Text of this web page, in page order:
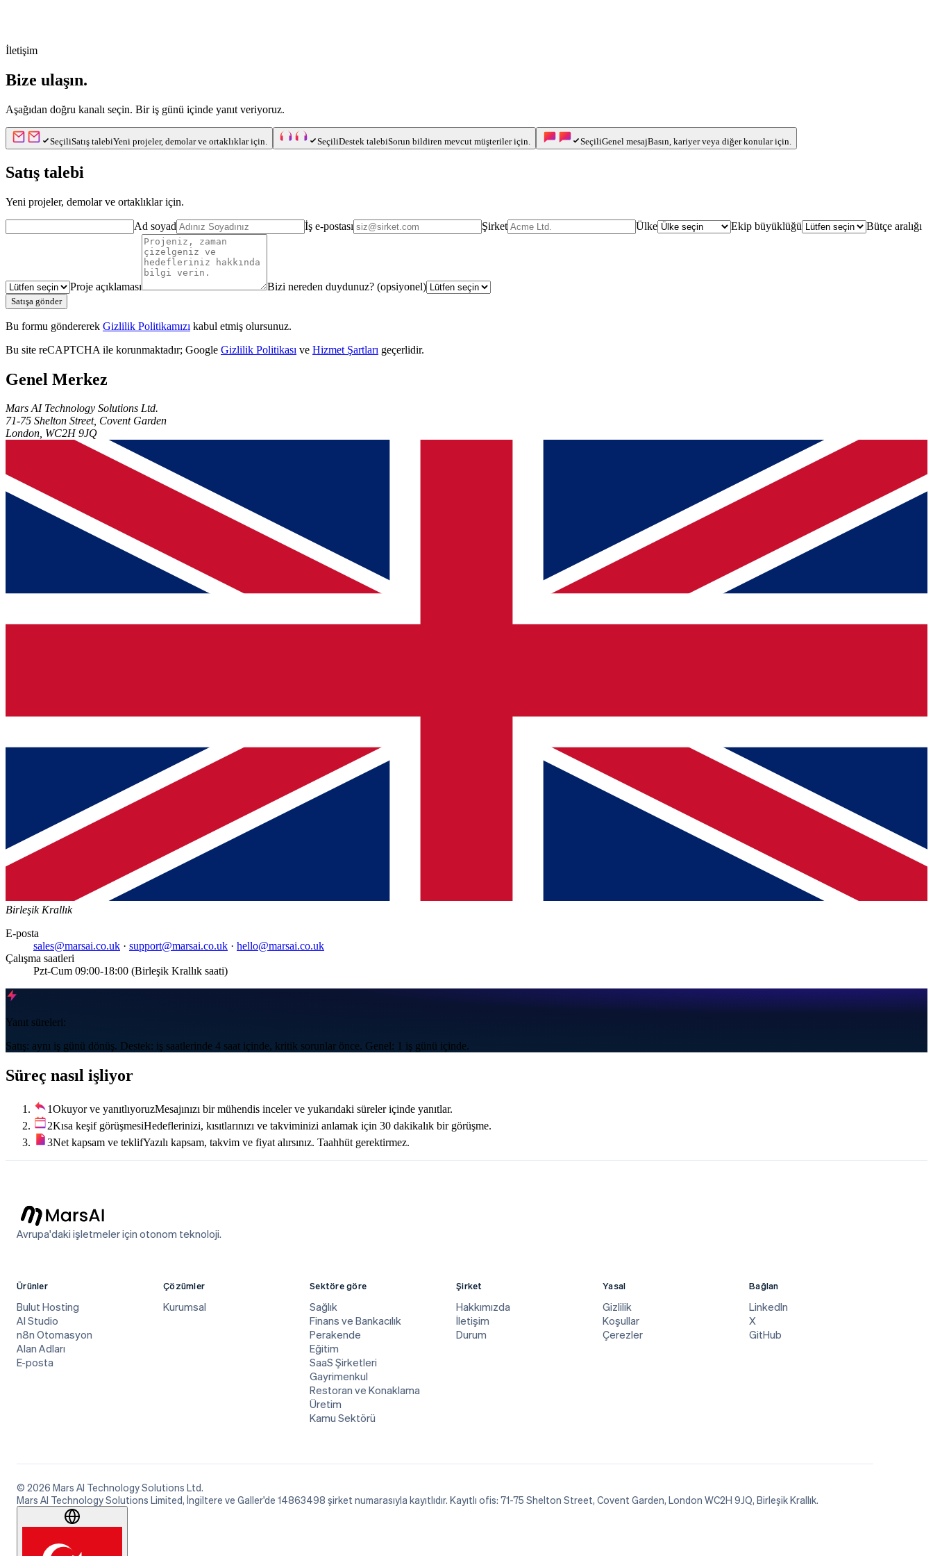
İletişim
Bize ulaşın.
Aşağıdan doğru kanalı seçin. Bir iş günü içinde yanıt veriyoruz.
Bir kanal seçin
SeçiliSatış talebiYeni projeler, demolar ve ortaklıklar için. SeçiliDestek talebiSorun bildiren mevcut müşteriler için. SeçiliGenel mesajBasın, kariyer veya diğer konular için.
Satış talebi
Yeni projeler, demolar ve ortaklıklar için.
Ad soyad İş e-postası Şirket Ülke Ekip büyüklüğü Bütçe aralığı
Proje açıklaması Bizi nereden duydunuz? (opsiyonel)
Satışa gönder
Bu formu göndererek Gizlilik Politikamızı kabul etmiş olursunuz.
Bu site reCAPTCHA ile korunmaktadır; Google Gizlilik Politikası ve Hizmet Şartları geçerlidir.
Genel Merkez
Mars AI Technology Solutions Ltd.
71-75 Shelton Street, Covent Garden
London, WC2H 9JQ
Birleşik Krallık
E-posta
sales@marsai.co.uk · support@marsai.co.uk · hello@marsai.co.uk
Çalışma saatleri
Pzt-Cum 09:00-18:00 (Birleşik Krallık saati)
Yanıt süreleri:
Satış: aynı iş günü dönüş. Destek: iş saatlerinde 4 saat içinde, kritik sorunlar önce. Genel: 1 iş günü içinde.
Süreç nasıl işliyor
1Okuyor ve yanıtlıyoruzMesajınızı bir mühendis inceler ve yukarıdaki süreler içinde yanıtlar.
2Kısa keşif görüşmesiHedeflerinizi, kısıtlarınızı ve takviminizi anlamak için 30 dakikalık bir görüşme.
3Net kapsam ve teklifYazılı kapsam, takvim ve fiyat alırsınız. Taahhüt gerektirmez.
Avrupa'daki işletmeler için otonom teknoloji.
Ürünler
Bulut Hosting
AI Studio
n8n Otomasyon
Alan Adları
E-posta
Çözümler
Kurumsal
Sektöre göre
Sağlık
Finans ve Bankacılık
Perakende
Eğitim
SaaS Şirketleri
Gayrimenkul
Restoran ve Konaklama
Üretim
Kamu Sektörü
Şirket
Hakkımızda
İletişim
Durum
Yasal
Gizlilik
Koşullar
Çerezler
Bağlan
LinkedIn
X
GitHub
© 2026 Mars AI Technology Solutions Ltd.
Mars AI Technology Solutions Limited, İngiltere ve Galler'de 14863498 şirket numarasıyla kayıtlıdır. Kayıtlı ofis: 71-75 Shelton Street, Covent Garden, London WC2H 9JQ, Birleşik Krallık.